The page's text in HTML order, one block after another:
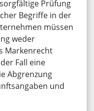
Prüfung
Begriffe in der
müssen
weder
Markenrecht
Fall eine
Abgrenzung
und